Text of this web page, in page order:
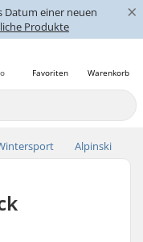
Datum einer neuen
Produkte
×
Warenkorb
Favoriten
Alpinski